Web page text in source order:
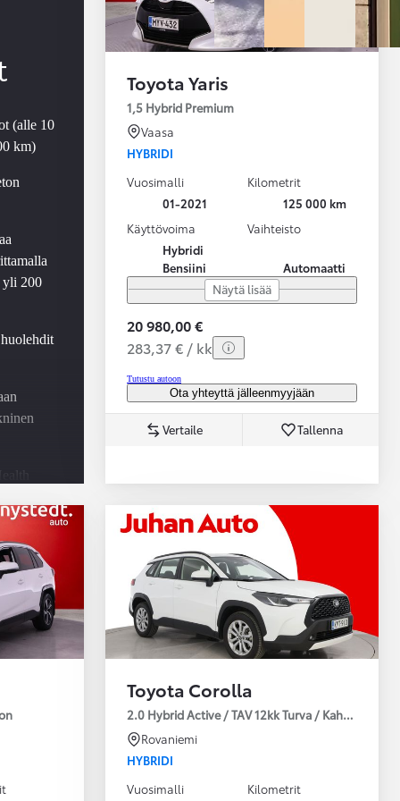
(alle 10
km)
yli 200
-
Toyota Yaris
1,5 Hybrid Premium
Vaasa
HYBRIDI
Vuosimalli
01-2021
Kilometrit
125 000 km
Käyttövoima
Hybridi
Bensiini
Vaihteisto
Automaatti
Näytä lisää
20 980,00 €
283,37 € / kk
Tutustu autoon
Ota yhteyttä jälleenmyyjään
Vertaile Tallenna
Toyota Corolla
2.0 Hybrid Active / TAV 12kk Turva / Kahdet
Rovaniemi
HYBRIDI
Vuosimalli
Kilometrit